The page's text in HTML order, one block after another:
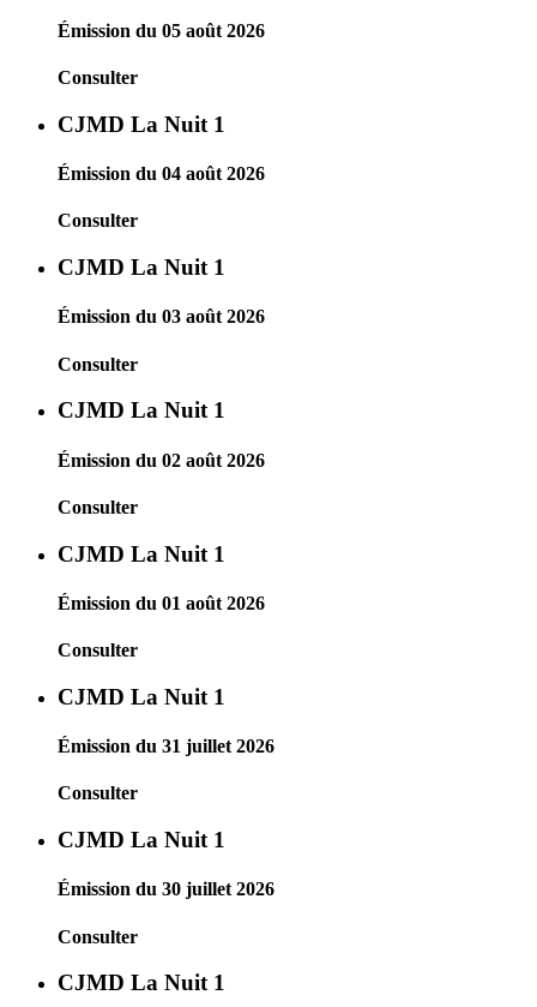
Émission du 05 août 2026
Consulter
CJMD La Nuit 1
Émission du 04 août 2026
Consulter
CJMD La Nuit 1
Émission du 03 août 2026
Consulter
CJMD La Nuit 1
Émission du 02 août 2026
Consulter
CJMD La Nuit 1
Émission du 01 août 2026
Consulter
CJMD La Nuit 1
Émission du 31 juillet 2026
Consulter
CJMD La Nuit 1
Émission du 30 juillet 2026
Consulter
CJMD La Nuit 1